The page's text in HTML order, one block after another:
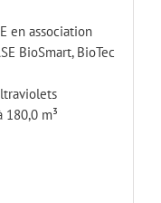
en association
BioSmart, BioTec
180,0 m³